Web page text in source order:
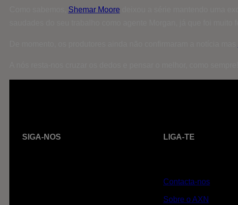
Shemar Moore
SIGA-NOS LIGA-TE
Contacta-nos
Sobre o AXN